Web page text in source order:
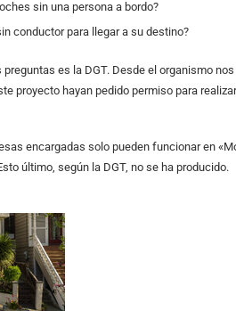
sin una persona a bordo?
conductor para llegar a su destino?
es la DGT. Desde el organismo
proyecto hayan pedido permiso para
encargadas solo pueden funcionar en
último, según la DGT, no se ha producido.